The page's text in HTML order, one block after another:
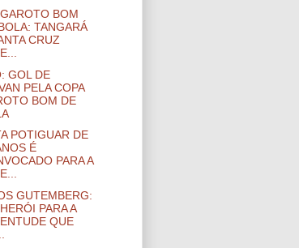
BOM
TANGARÁ
CRUZ
GOL DE
PELA COPA
BOM DE
POTIGUAR DE
É
PARA A
GUTEMBERG:
PARA A
QUE